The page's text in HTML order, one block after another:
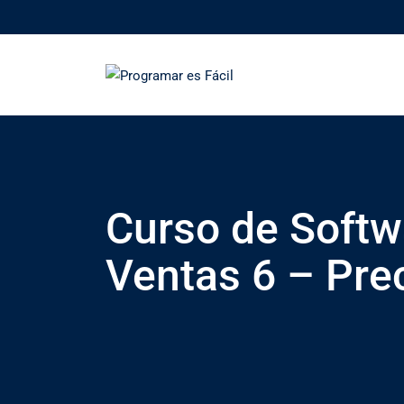
to
Curso de
Ventas 6 –